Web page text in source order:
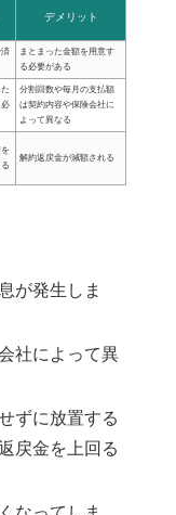
デメリット
済
まとまった金額を用意す
る必要がある
必
分割回数や毎月の支払額
は契約内容や保険会社に
よって異なる
解約返戻金が減額される
が発生しま
社によって異
ずに放置する
戻金を上回る